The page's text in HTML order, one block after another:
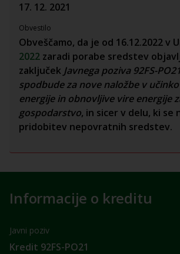
Informacije o kreditu
Javni poziv
Kredit 92FS-PO21
17. 12. 2021
Obvestilo
Obveščamo, da je od 16.12.2022 v
2022 zaradi porabe sredstev
zaključek Javnega poziva 92FS-
spodbude za nove naložbe v
energije in obnovljive vire energije
gospodarstvo, in sicer v delu, ki se
pridobitev nepovratnih sredstev.